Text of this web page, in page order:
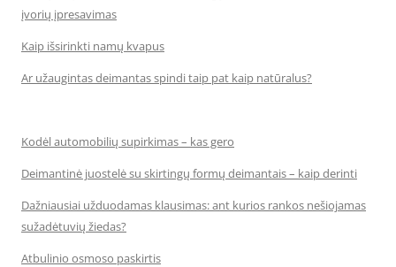
įvorių įpresavimas
Kaip išsirinkti namų kvapus
Ar užaugintas deimantas spindi taip pat kaip natūralus?
Kodėl automobilių supirkimas – kas gero
Deimantinė juostelė su skirtingų formų deimantais – kaip derinti
Dažniausiai užduodamas klausimas: ant kurios rankos nešiojamas
sužadėtuvių žiedas?
Atbulinio osmoso paskirtis